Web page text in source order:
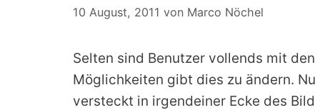
10 August, 2011 von Marco Nöchel
Selten sind Benutzer vollends mit
Möglichkeiten gibt dies zu ändern.
versteckt in irgendeiner Ecke des